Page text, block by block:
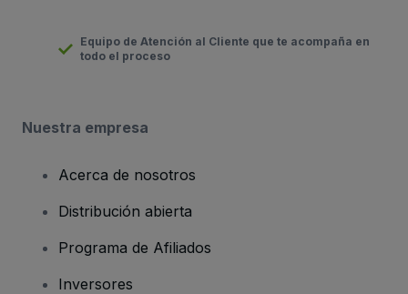
Equipo de Atención al Cliente que te acompaña en
todo el proceso
Nuestra empresa
Acerca de nosotros
Distribución abierta
Programa de Afiliados
Inversores